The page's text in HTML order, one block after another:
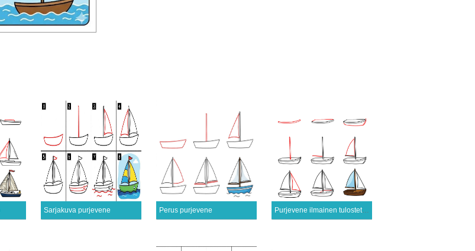
Sarjakuva purjevene Perus purjevene